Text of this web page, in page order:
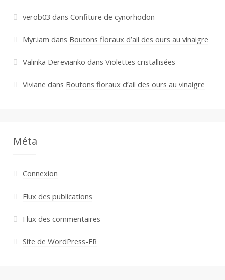
verob03 dans Confiture de cynorhodon
Myr.iam dans Boutons floraux d’ail des ours au vinaigre
Valinka Derevianko dans Violettes cristallisées
Viviane dans Boutons floraux d’ail des ours au vinaigre
Méta
Connexion
Flux des publications
Flux des commentaires
Site de WordPress-FR